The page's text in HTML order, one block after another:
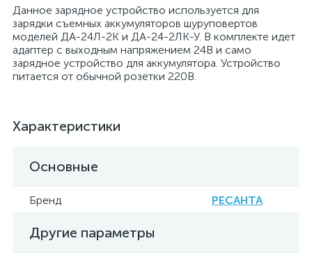
Данное зарядное устройство используется для
зарядки съемных аккумуляторов шуруповертов
моделей ДА-24Л-2К и ДА-24-2ЛК-У. В комплекте идет
адаптер с выходным напряжением 24В и само
зарядное устройство для аккумулятора. Устройство
питается от обычной розетки 220В.
Характеристики
Основные
Бренд РЕСАНТА
Другие параметры